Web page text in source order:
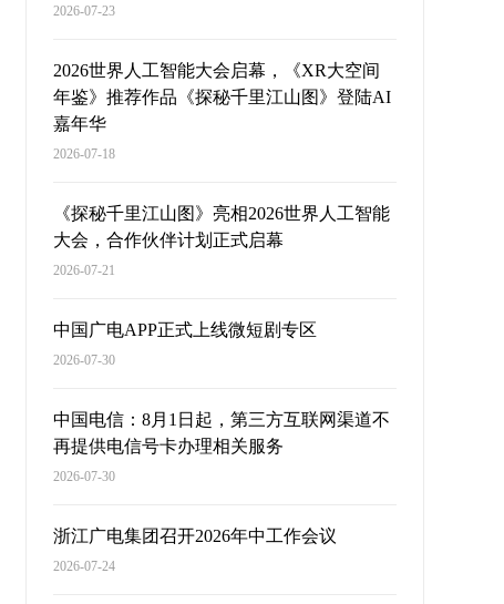
2026-07-23
2026世界人工智能大会启幕，《XR大空间
年鉴》推荐作品《探秘千里江山图》登陆AI
嘉年华
2026-07-18
《探秘千里江山图》亮相2026世界人工智能
大会，合作伙伴计划正式启幕
2026-07-21
中国广电APP正式上线微短剧专区
2026-07-30
中国电信：8月1日起，第三方互联网渠道不
再提供电信号卡办理相关服务
2026-07-30
浙江广电集团召开2026年中工作会议
2026-07-24